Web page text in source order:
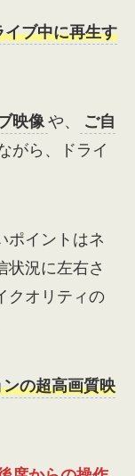
ブ中に再生す
映像 や、
ご自
がら、ドライ
ポイントはネ
状況に左右さ
クオリティの
の超高画質映